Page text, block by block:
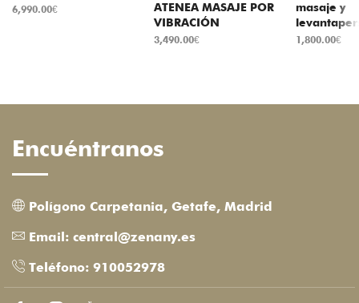
6,990.00€
ATENEA MASAJE POR
VIBRACIÓN
3,490.00€
masaje y
1,800.00€
Encuéntranos
Polígono Carpetania, Getafe, Madrid
Email: central@zenany.es
Teléfono: 910052978